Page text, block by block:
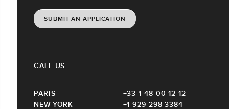
SUBMIT AN APPLICATION
CALL US
PARIS
+33 1 48 00 12 12
NEW-YORK
+1 929 298 3384